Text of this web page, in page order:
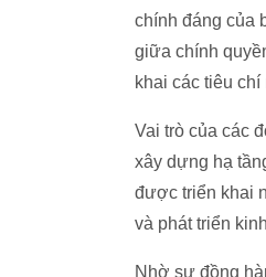
chính đáng của
giữa chính
khai các tiêu
Vai trò của các
xây dựng hạ
được triển khai
và phát triển
Nhờ sự đồng